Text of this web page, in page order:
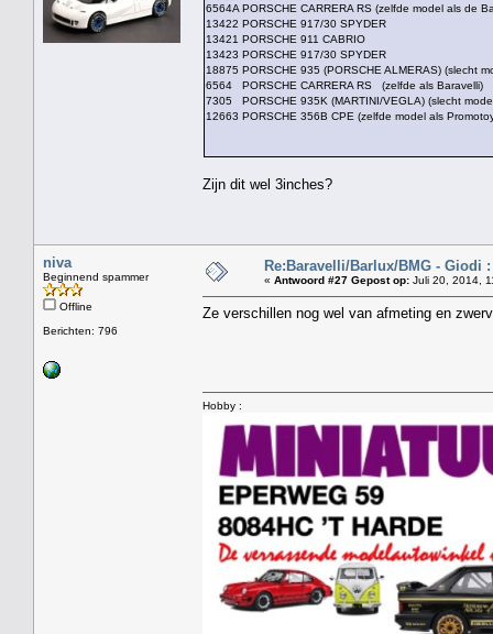
6564A PORSCHE CARRERA RS (zelfde model als de
13422 PORSCHE 917/30 SPYDER
13421 PORSCHE 911 CABRIO
13423 PORSCHE 917/30 SPYDER
18875 PORSCHE 935 (PORSCHE ALMERAS) (slecht
6564 PORSCHE CARRERA RS (zelfde als Baravelli)
7305 PORSCHE 935K (MARTINI/VEGLA) (slecht
12663 PORSCHE 356B CPE (zelfde model als
Zijn dit wel 3inches?
niva
Beginnend spammer
Offline
Berichten: 796
Re:Baravelli/Barlux/BMG - Giodi
« Antwoord #27 Gepost op: Juli 20, 2014,
Ze verschillen nog wel van afmeting en
Hobby :